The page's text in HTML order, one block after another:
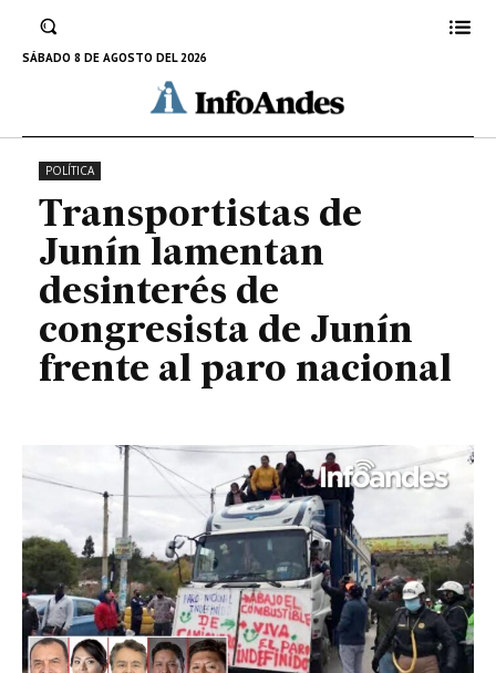
SÁBADO 8 DE AGOSTO DEL 2026
congresista de Junín frente al
paro nacional
23 DE NOVIEMBRE DE 2022
POLÍTICA
Transportistas de
Junín lamentan
desinterés de
congresista de Junín
frente al paro nacional